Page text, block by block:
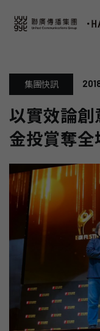
集團快訊
以實效論創
金投賞奪全